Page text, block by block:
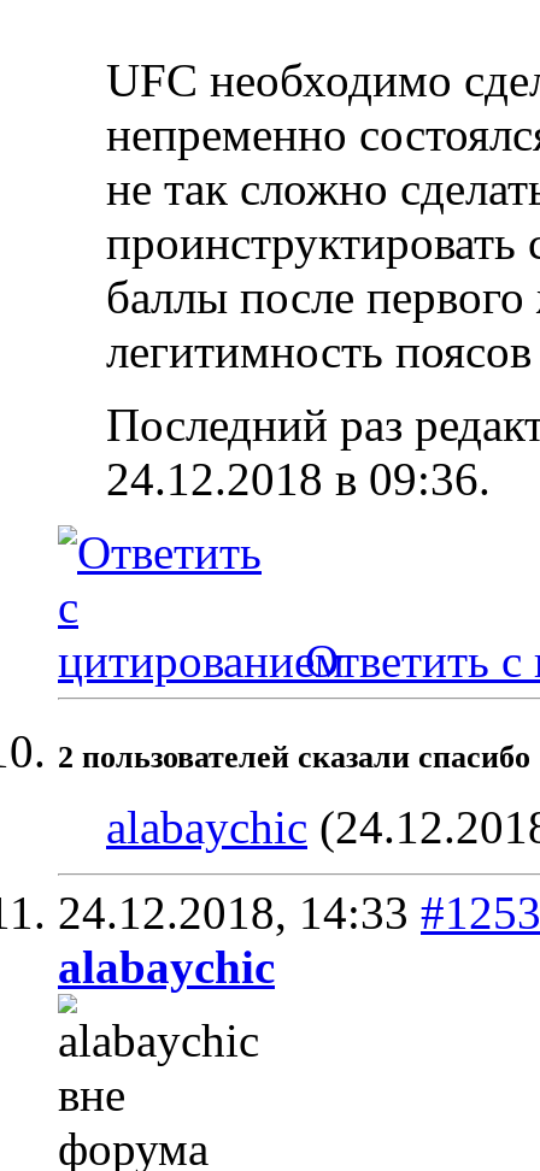
UFC необходимо
непременно
не так сложно
баллы после
легитимность
Последний раз
24.12.2018 в 09:36.
Ответить с
2 пользователей сказали
alabaychic
24.12.2018, 14:33
alabaychic